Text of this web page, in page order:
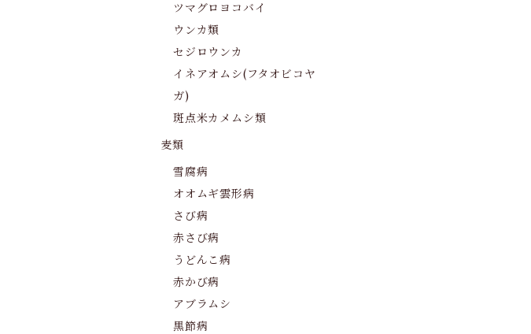
ツマグロヨコバイ
ウンカ類
セジロウンカ
イネアオムシ(フタオビコヤ
ガ)
斑点米カメムシ類
麦類
雪腐病
オオムギ雲形病
さび病
赤さび病
うどんこ病
赤かび病
アブラムシ
黒節病